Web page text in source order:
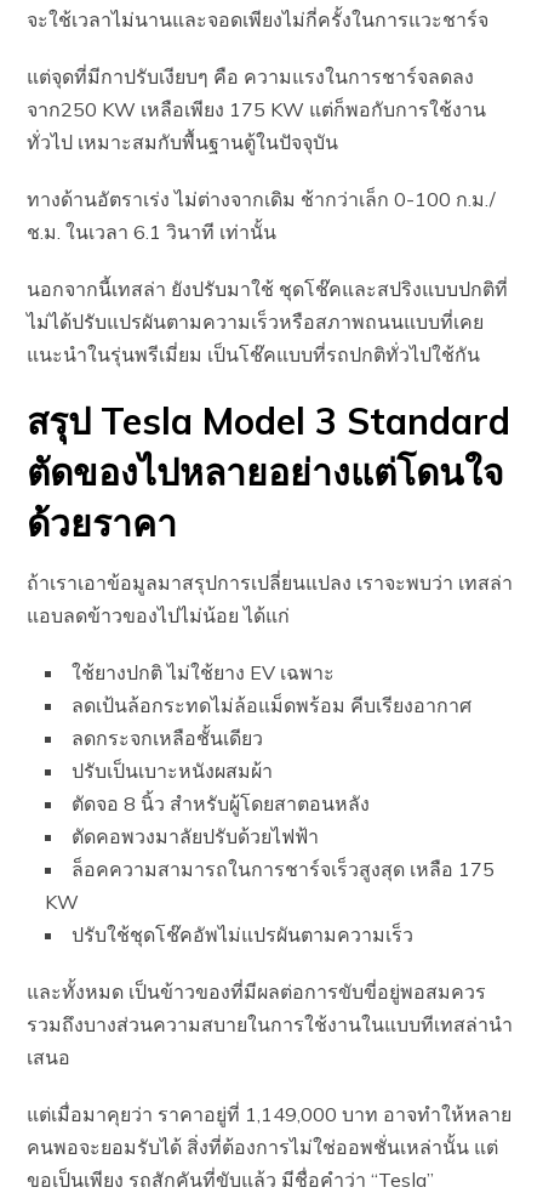
จะใช้เวลาไม่นานและจอดเพียงไม่กี่ครั้งในการแวะชาร์จ
แต่จุดที่มีกาปรับเงียบๆ คือ ความแรงในการชาร์จลดลง
จาก250 KW เหลือเพียง 175 KW แต่ก็พอกับการใช้งาน
ทั่วไป เหมาะสมกับพื้นฐานตู้ในปัจจุบัน
ทางด้านอัตราเร่ง ไม่ต่างจากเดิม ช้ากว่าเล็ก 0-100 ก.ม./
ช.ม. ในเวลา 6.1 วินาที เท่านั้น
นอกจากนี้เทสล่า ยังปรับมาใช้ ชุดโช๊คและสปริงแบบปกติที่
ไม่ได้ปรับแปรผันตามความเร็วหรือสภาพถนนแบบที่เคย
แนะนำในรุ่นพรีเมี่ยม เป็นโช๊คแบบที่รถปกติทั่วไปใช้กัน
สรุป Tesla Model 3 Standard
ตัดของไปหลายอย่างแต่โดนใจ
ด้วยราคา
ถ้าเราเอาข้อมูลมาสรุปการเปลี่ยนแปลง เราจะพบว่า เทสล่า
แอบลดข้าวของไปไม่น้อย ได้แก่
ใช้ยางปกติ ไม่ใช้ยาง EV เฉพาะ
ลดเป้นล้อกระทดไม่ล้อแม็ดพร้อม คีบเรียงอากาศ
ลดกระจกเหลือชั้นเดียว
ปรับเป็นเบาะหนังผสมผ้า
ตัดจอ 8 นิ้ว สำหรับผู้โดยสาตอนหลัง
ตัดคอพวงมาลัยปรับด้วยไฟฟ้า
ล็อคความสามารถในการชาร์จเร็วสูงสุด เหลือ 175
KW
ปรับใช้ชุดโช๊คอัพไม่แปรผันตามความเร็ว
และทั้งหมด เป็นข้าวของที่มีผลต่อการขับขี่อยู่พอสมควร
รวมถึงบางส่วนความสบายในการใช้งานในแบบทีเทสล่านำ
เสนอ
แต่เมื่อมาคุยว่า ราคาอยู่ที่ 1,149,000 บาท อาจทำให้หลาย
คนพอจะยอมรับได้ สิ่งที่ต้องการไม่ใช่ออพชั่นเหล่านั้น แต่
ขอเป็นเพียง รถสักคันที่ขับแล้ว มีชื่อคำว่า “Tesla”